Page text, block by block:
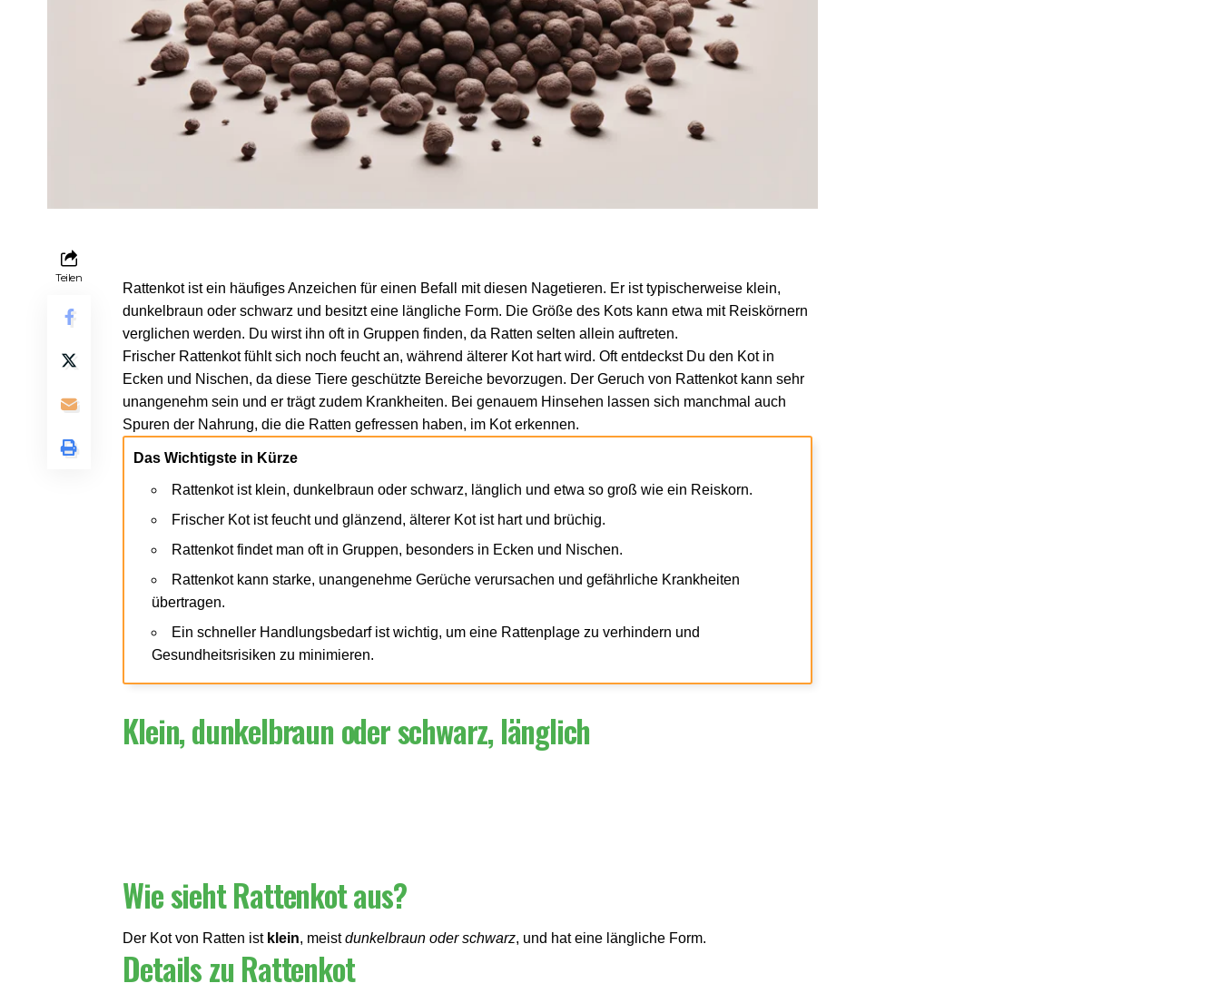
Teilen
Rattenkot ist ein häufiges Anzeichen für einen Befall mit diesen Nagetieren. Er ist typischerweise klein,
dunkelbraun oder schwarz und besitzt eine längliche Form. Die Größe des Kots kann etwa mit Reiskörnern
verglichen werden. Du wirst ihn oft in Gruppen finden, da Ratten selten allein auftreten.
Frischer Rattenkot fühlt sich noch feucht an, während älterer Kot hart wird. Oft entdeckst Du den Kot in
Ecken und Nischen, da diese Tiere geschützte Bereiche bevorzugen. Der Geruch von Rattenkot kann sehr
unangenehm sein und er trägt zudem Krankheiten. Bei genauem Hinsehen lassen sich manchmal auch
Spuren der Nahrung, die die Ratten gefressen haben, im Kot erkennen.
Das Wichtigste in Kürze
Rattenkot ist klein, dunkelbraun oder schwarz, länglich und etwa so groß wie ein Reiskorn.
Frischer Kot ist feucht und glänzend, älterer Kot ist hart und brüchig.
Rattenkot findet man oft in Gruppen, besonders in Ecken und Nischen.
Rattenkot kann starke, unangenehme Gerüche verursachen und gefährliche Krankheiten
übertragen.
Ein schneller Handlungsbedarf ist wichtig, um eine Rattenplage zu verhindern und
Gesundheitsrisiken zu minimieren.
Klein, dunkelbraun oder schwarz, länglich
Wie sieht Rattenkot aus?
Der Kot von Ratten ist klein, meistdunkelbraun oder schwarz, und hat eine längliche Form.
Details zu Rattenkot